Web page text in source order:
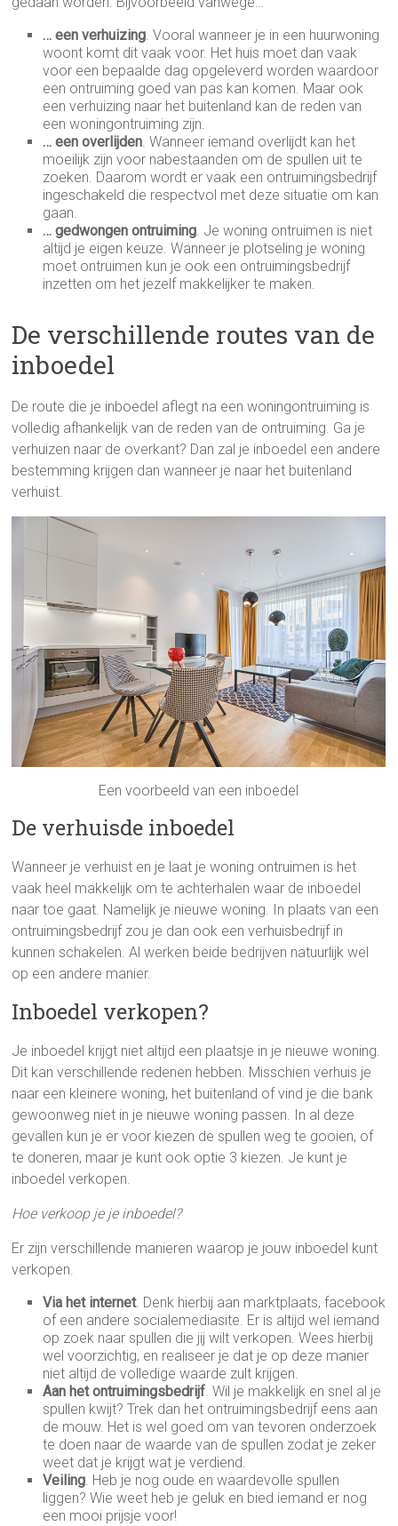
… een verhuizing. Vooral wanneer je in een huurwoning
woont komt dit vaak voor. Het huis moet dan vaak
voor een bepaalde dag opgeleverd worden waardoor
een ontruiming goed van pas kan komen. Maar ook
een verhuizing naar het buitenland kan de reden van
een woningontruiming zijn.
… een overlijden. Wanneer iemand overlijdt kan het
moeilijk zijn voor nabestaanden om de spullen uit te
zoeken. Daarom wordt er vaak een ontruimingsbedrijf
ingeschakeld die respectvol met deze situatie om kan
gaan.
… gedwongen ontruiming. Je woning ontruimen is niet
altijd je eigen keuze. Wanneer je plotseling je woning
moet ontruimen kun je ook een ontruimingsbedrijf
inzetten om het jezelf makkelijker te maken.
De verschillende routes van de
inboedel
De route die je inboedel aflegt na een woningontruiming is
volledig afhankelijk van de reden van de ontruiming. Ga je
verhuizen naar de overkant? Dan zal je inboedel een andere
bestemming krijgen dan wanneer je naar het buitenland
verhuist.
Een voorbeeld van een inboedel
De verhuisde inboedel
Wanneer je verhuist en je laat je woning ontruimen is het
vaak heel makkelijk om te achterhalen waar de inboedel
naar toe gaat. Namelijk je nieuwe woning. In plaats van een
ontruimingsbedrijf zou je dan ook een verhuisbedrijf in
kunnen schakelen. Al werken beide bedrijven natuurlijk wel
op een andere manier.
Inboedel verkopen?
Je inboedel krijgt niet altijd een plaatsje in je nieuwe woning.
Dit kan verschillende redenen hebben. Misschien verhuis je
naar een kleinere woning, het buitenland of vind je die bank
gewoonweg niet in je nieuwe woning passen. In al deze
gevallen kun je er voor kiezen de spullen weg te gooien, of
te doneren, maar je kunt ook optie 3 kiezen. Je kunt je
inboedel verkopen.
Hoe verkoop je je inboedel?
Er zijn verschillende manieren waarop je jouw inboedel kunt
verkopen.
Via het internet. Denk hierbij aan marktplaats, facebook
of een andere socialemediasite. Er is altijd wel iemand
op zoek naar spullen die jij wilt verkopen. Wees hierbij
wel voorzichtig, en realiseer je dat je op deze manier
niet altijd de volledige waarde zult krijgen.
Aan het ontruimingsbedrijf. Wil je makkelijk en snel al je
spullen kwijt? Trek dan het ontruimingsbedrijf eens aan
de mouw. Het is wel goed om van tevoren onderzoek
te doen naar de waarde van de spullen zodat je zeker
weet dat je krijgt wat je verdiend.
Veiling. Heb je nog oude en waardevolle spullen
liggen? Wie weet heb je geluk en bied iemand er nog
een mooi prijsje voor!